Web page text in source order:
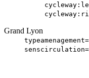
Grand Lyon